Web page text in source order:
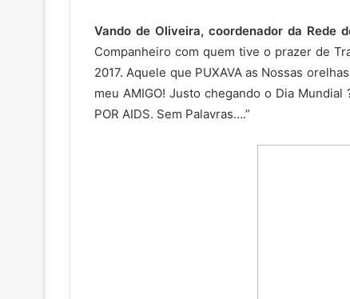
Vando de Oliveira, coordenador da Rede
Companheiro com quem tive o prazer de
2017. Aquele que PUXAVA as Nossas
meu AMIGO! Justo chegando o Dia
POR AIDS. Sem Palavras….”